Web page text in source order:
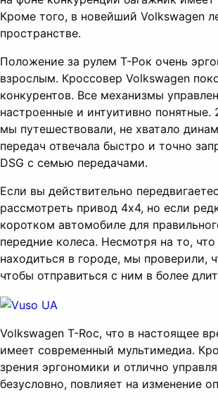
Кроме того, в новейший Volkswagen
пространстве.
Положение за рулем T-Рок очень
взрослым. Кроссовер Volkswagen
конкурентов. Все механизмы
настроенные и интуитивно
мы путешествовали, не хватало
передач отвечала быстро и точно
DSG с семью передачами.
Если вы действительно
рассмотреть привод 4х4, но если
коротком автомобиле для
передние колеса. Несмотря на то,
находиться в городе, мы проверили,
чтобы отправиться с ним в более
Volkswagen T-Roc, что в настоящее
имеет современный мультимедиа.
зрения эргономики и отлично
безусловно, повлияет на изменение